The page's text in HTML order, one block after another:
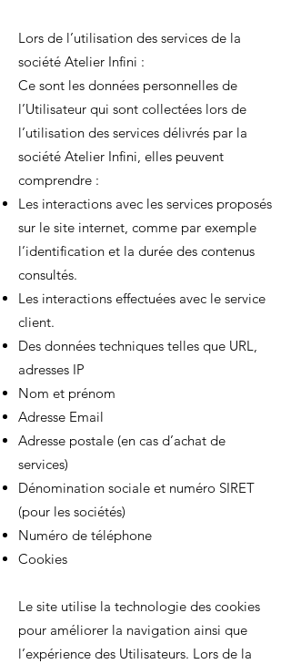
Lors de l’utilisation des services de la
société Atelier Infini :
Ce sont les données personnelles de
l’Utilisateur qui sont collectées lors de
l’utilisation des services délivrés par la
société Atelier Infini, elles peuvent
comprendre :
Les interactions avec les services proposés
sur le site internet, comme par exemple
l’identification et la durée des contenus
consultés.
Les interactions effectuées avec le service
client.
Des données techniques telles que URL,
adresses IP
Nom et prénom
Adresse Email
Adresse postale (en cas d’achat de
services)
Dénomination sociale et numéro SIRET
(pour les sociétés)
Numéro de téléphone
Cookies
Le site utilise la technologie des cookies
pour améliorer la navigation ainsi que
l’expérience des Utilisateurs. Lors de la